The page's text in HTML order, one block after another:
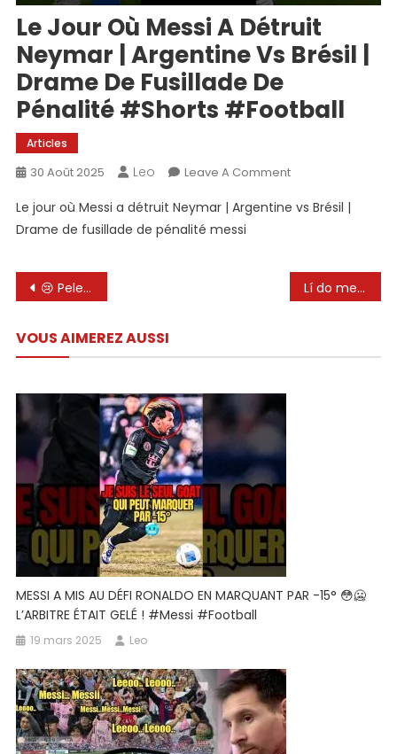
Le Jour Où Messi A Détruit
Neymar | Argentine Vs Brésil |
Drame De Fusillade De
Pénalité #shorts #football
Articles
30 Août 2025 Leo Leave A CommentOn
Jour
A
Détruit
Argentine
Le jour où Messi a détruit Neymar | Argentine vs Brésil |
Drame de fusillade de pénalité messi
Navigation
l’article
😢 Peles Wish, Messi l’a accompli! ⚽ Lí do messi từ chối nhận bóng từ vệ sỹ của mình 🙄
VOUS AIMEREZ AUSSI
MESSI A MIS AU DÉFI RONALDO EN MARQUANT PAR -15° 😳🥶
L’ARBITRE ÉTAIT GELÉ ! #messi #football
19 mars 2025 Leo